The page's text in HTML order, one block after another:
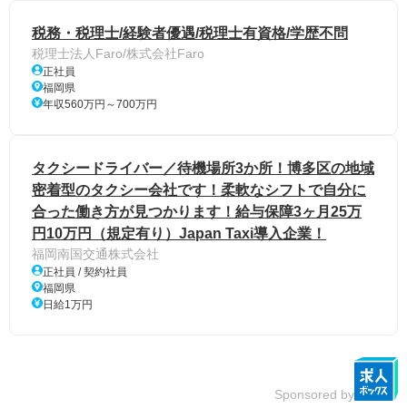
税務・税理士/経験者優遇/税理士有資格/学歴不問
税理士法人Faro/株式会社Faro
正社員
福岡県
年収560万円～700万円
タクシードライバー／待機場所3か所！博多区の地域
密着型のタクシー会社です！柔軟なシフトで自分に
合った働き方が見つかります！給与保障3ヶ月25万
円10万円（規定有り）Japan Taxi導入企業！
福岡南国交通株式会社
正社員 / 契約社員
福岡県
日給1万円
Sponsored by